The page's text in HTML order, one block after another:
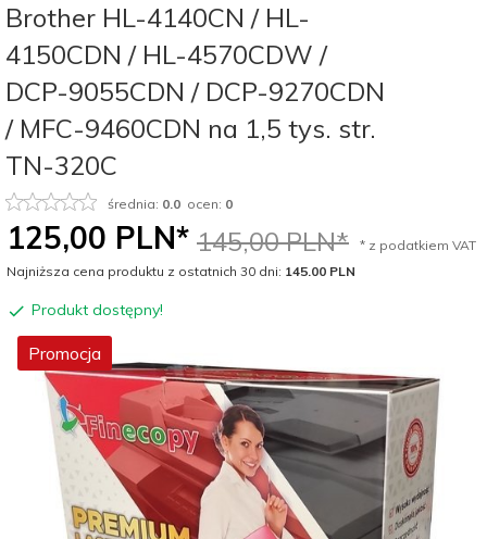
Brother HL-4140CN / HL-
4150CDN / HL-4570CDW /
DCP-9055CDN / DCP-9270CDN
/ MFC-9460CDN na 1,5 tys. str.
TN-320C
średnia: 0.0 ocen: 0
125,00 PLN* 145,00 PLN*
* z podatkiem VAT
Najniższa cena produktu z ostatnich 30 dni: 145.00 PLN
Produkt dostępny!
Promocja